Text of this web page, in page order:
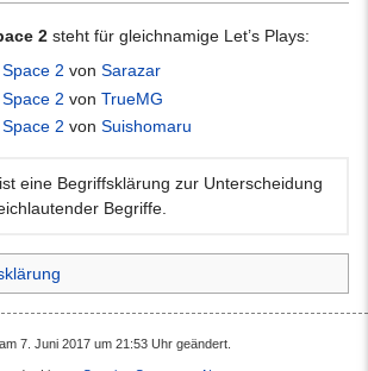
2 steht für gleichnamige Let’s Plays:
2 vonSarazar
2 vonTrueMG
2 vonSuishomaru
eine Begriffsklärung zur Unterscheidung
Begriffe.
7. Juni 2017 um 21:53 Uhr geändert.